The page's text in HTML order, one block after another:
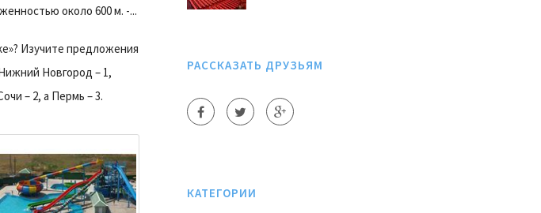
около 600 м. -...
Изучите предложения
Новгород – 1,
– 2, a Пермь – 3.
РАССКАЗАТЬ ДРУЗЬЯМ
КАТЕГОРИИ